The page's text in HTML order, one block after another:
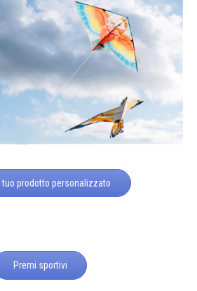
tuo prodotto personalizzato
Premi sportivi